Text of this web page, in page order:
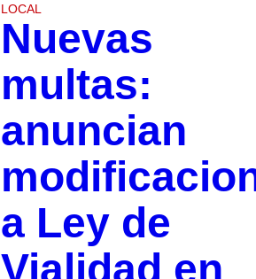
LOCAL
Nuevas
multas:
anuncian
a Ley de
Vialidad en